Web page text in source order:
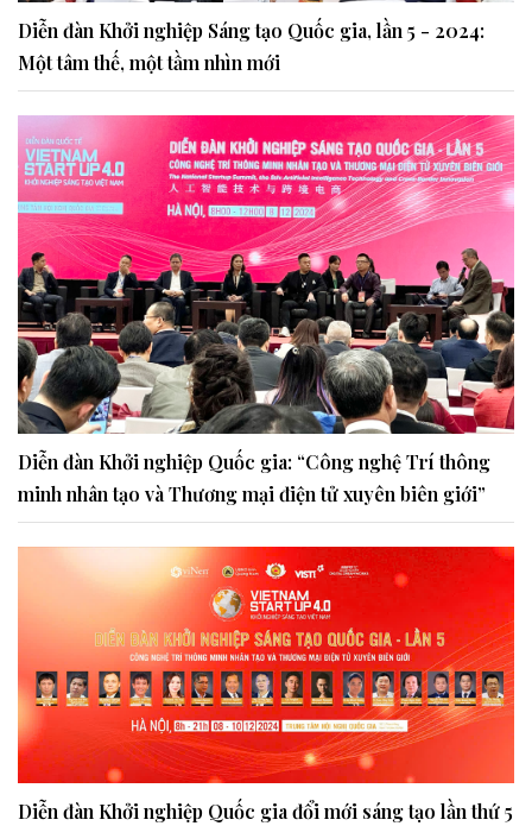
Diễn đàn Khởi nghiệp Sáng tạo Quốc gia, lần 5 - 2024:
Một tâm thế, một tầm nhìn mới
Diễn đàn Khởi nghiệp Quốc gia: “Công nghệ Trí thông
minh nhân tạo và Thương mại điện tử xuyên biên giới”
Diễn đàn Khởi nghiệp Quốc gia đổi mới sáng tạo lần thứ 5